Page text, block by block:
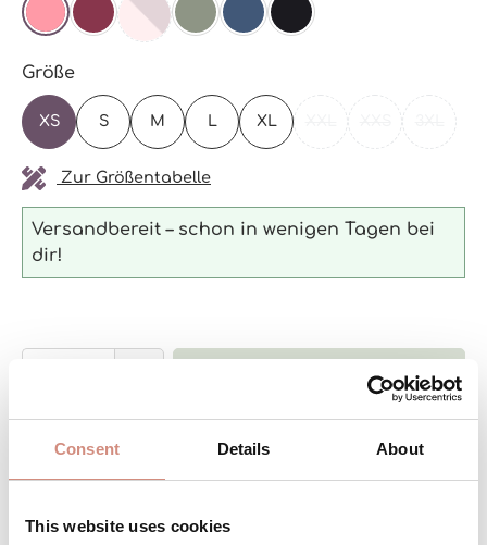
Consent Details About
This website uses cookies
BLOSSOMBURGUNDYBURGUNDY/ BLOSSOM
(DIESE OPTION IST ZURZEIT NICHT
AGAVENAVY SCHWARZ
Größeauswählen
XS S M L XL (DIESE OPTION IST
(DIESE (DIESE
Zur Größentabelle
Versandbereit – schon in wenigen Tagen bei
dir!
Produkt Anzahl: Gib den
Produktnummer: AJsoftf-ci-xs-bl
DAS WOHLFÜHLPAKET FÜR DICH UND